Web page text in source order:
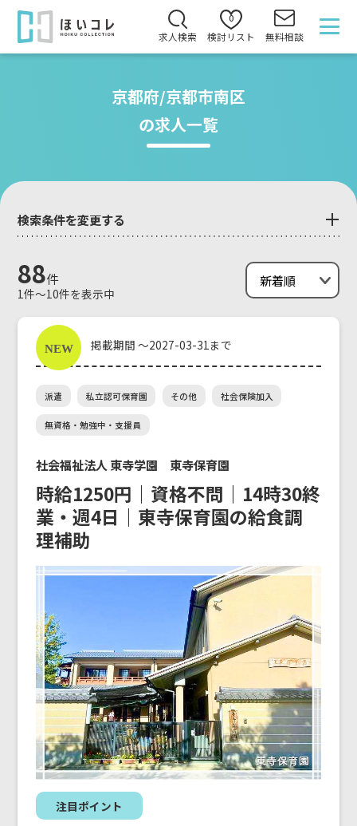
求人検索
0
検討リスト 無料相談
京都府/京都市南区
の求人一覧
検索条件を変更する
88件
1件～10件を表示中
掲載期間 ～2027-03-31まで
派遣 私立認可保育園 その他 社会保険加入
無資格・勉強中・支援員
社会福祉法人 東寺学園 東寺保育園
時給1250円｜資格不問｜14時30終
業・週4日｜東寺保育園の給食調
理補助
注目ポイント